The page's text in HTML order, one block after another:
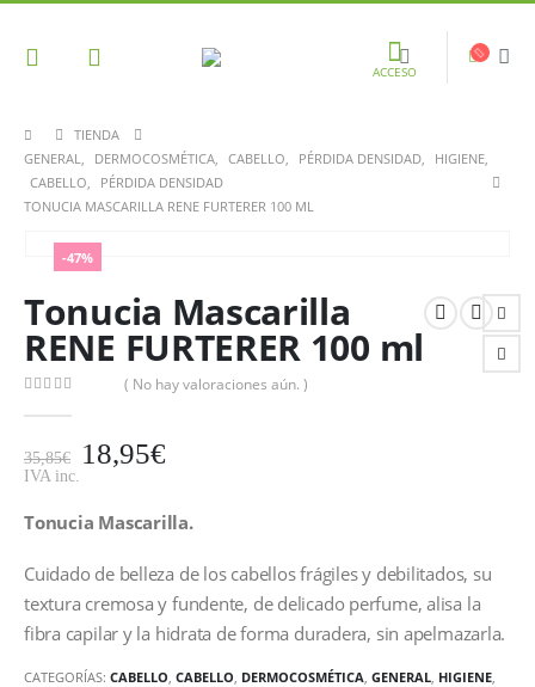
ACCESO
TIENDA
GENERAL, DERMOCOSMÉTICA, CABELLO, PÉRDIDA DENSIDAD, HIGIENE,
CABELLO,
PÉRDIDA DENSIDAD
TONUCIA MASCARILLA RENE FURTERER 100 ML
-47%
Tonucia Mascarilla
RENE FURTERER 100 ml
( No hay valoraciones aún. )
35,85€ 18,95€
IVA inc.
Tonucia Mascarilla.
Cuidado de belleza de los cabellos frágiles y debilitados, su
textura cremosa y fundente, de delicado perfume, alisa la
fibra capilar y la hidrata de forma duradera, sin apelmazarla.
CATEGORÍAS: CABELLO CABELLO DERMOCOSMÉTICA GENERAL HIGIENE